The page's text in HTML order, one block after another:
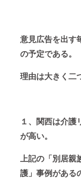
意見広告を出す
の予定である。
理由は大きく二
１、関西は介護
が高い。
上記の「別居親
護」事例がある